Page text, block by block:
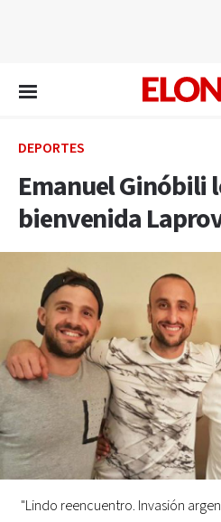
DEPORTES
Emanuel Ginóbili
bienvenida
"Lindo reencuentro. Invasión